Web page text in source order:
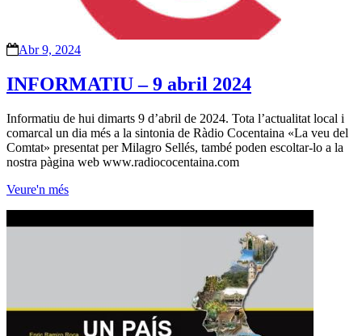
Abr 9, 2024
INFORMATIU – 9 abril 2024
Informatiu de hui dimarts 9 d’abril de 2024. Tota l’actualitat local i
comarcal un dia més a la sintonia de Ràdio Cocentaina «La veu del
Comtat» presentat per Milagro Sellés, també poden escoltar-lo a la
nostra pàgina web www.radiococentaina.com
Veure'n més